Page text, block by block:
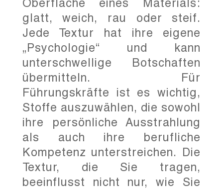
glatt, weich, rau oder steif.
Jede Textur hat ihre eigene
„Psychologie“ und kann
unterschwellige Botschaften
übermitteln. Für
Führungskräfte ist es wichtig,
Stoffe auszuwählen, die sowohl
ihre persönliche Ausstrahlung
als auch ihre berufliche
Kompetenz unterstreichen. Die
Textur, die Sie tragen,
beeinflusst nicht nur, wie Sie